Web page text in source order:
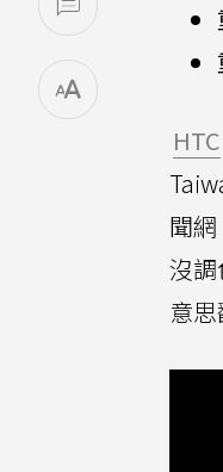
HTC
聞網
沒
意